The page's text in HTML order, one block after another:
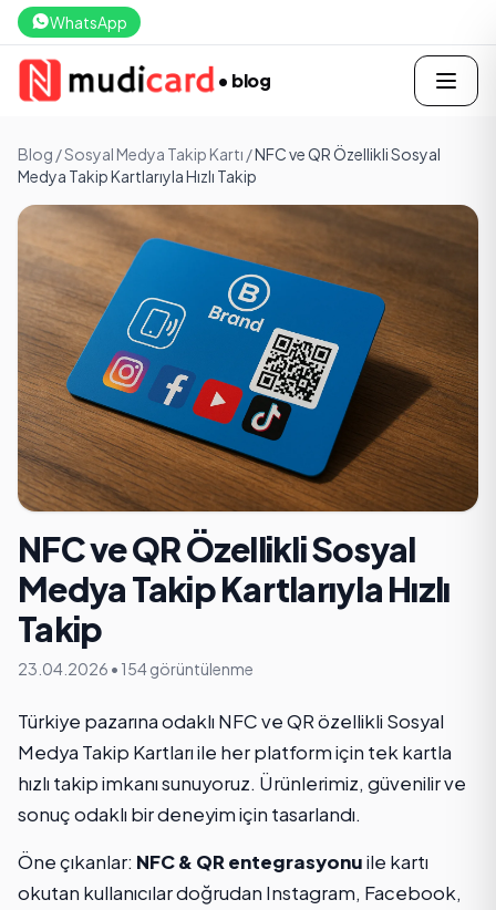
WhatsApp
• blog
Blog /Sosyal Medya Takip Kartı /NFC ve QR Özellikli Sosyal
Medya Takip Kartlarıyla Hızlı Takip
NFC ve QR Özellikli Sosyal
Medya Takip Kartlarıyla Hızlı
Takip
23.04.2026 • 154 görüntülenme
Türkiye pazarına odaklı NFC ve QR özellikli Sosyal
Medya Takip Kartları ile her platform için tek kartla
hızlı takip imkanı sunuyoruz. Ürünlerimiz, güvenilir ve
sonuç odaklı bir deneyim için tasarlandı.
Öne çıkanlar: NFC & QR entegrasyonuile kartı
okutan kullanıcılar doğrudan Instagram, Facebook,